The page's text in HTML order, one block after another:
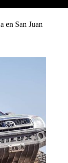
en San Juan